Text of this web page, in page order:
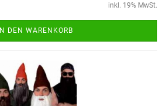
inkl. 19% MwSt.
IN DEN WARENKORB